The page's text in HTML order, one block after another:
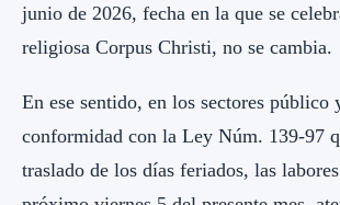
junio de 2026, fecha en la que se
religiosa Corpus Christi, no se cambia.
En ese sentido, en los sectores público
conformidad con la Ley Núm. 139-97
traslado de los días feriados, las